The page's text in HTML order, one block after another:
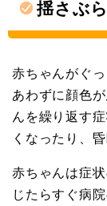
揺さぶ
赤ちゃんがぐ
あわずに顔色
んを繰り返す
くなったり、
赤ちゃんは症
じたらすぐ病